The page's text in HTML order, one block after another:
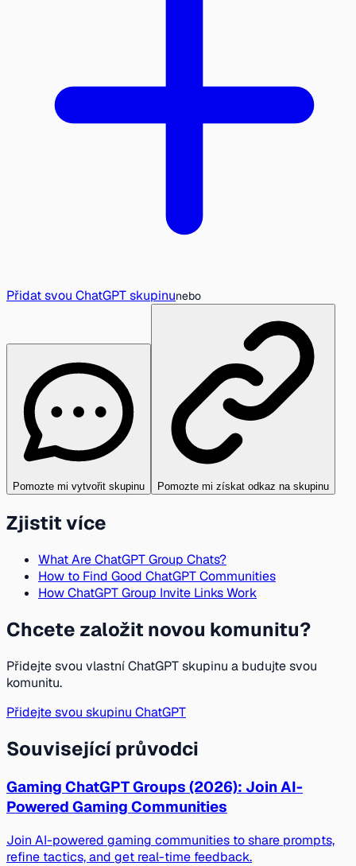
Přidat svou ChatGPT skupinunebo
Pomozte mi vytvořit skupinu Pomozte mi získat odkaz na skupinu
Zjistit více
What Are ChatGPT Group Chats?
How to Find Good ChatGPT Communities
How ChatGPT Group Invite Links Work
Chcete založit novou komunitu?
Přidejte svou vlastní ChatGPT skupinu a budujte svou
komunitu.
Přidejte svou skupinu ChatGPT
Související průvodci
Gaming ChatGPT Groups (2026): Join AI-
Powered Gaming Communities
Join AI-powered gaming communities to share prompts,
refine tactics, and get real-time feedback.